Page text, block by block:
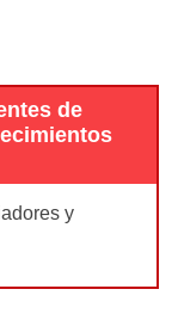
de
y